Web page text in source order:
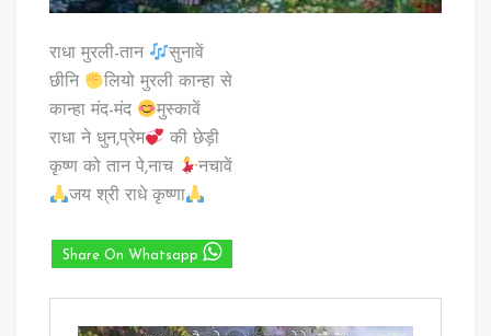
राधा मुरली-तान
सुनावें
छीनि
लियो मुरली कान्हा से
कान्हा मंद-मंद
मुस्कावें
राधा ने धुन,प्रेम
की छेड़ी
कृष्ण को तान पे,नाच
नचावें
जय श्री राधे कृष्णा
Share On Whatsapp